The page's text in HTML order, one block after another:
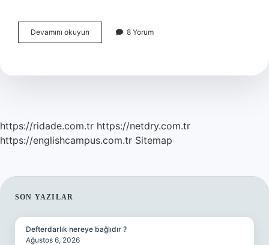
Devamını okuyun Medcezir
gibisin
8 Yorum
https://ridade.com.tr https://netdry.com.tr
https://englishcampus.com.tr Sitemap
SIDEBAR
SON YAZILAR
Defterdarlık nereye bağlıdır ?
Ağustos 6, 2026